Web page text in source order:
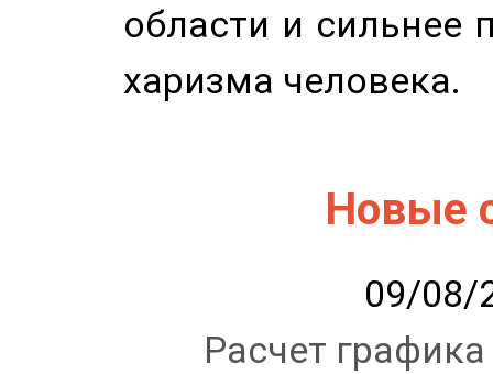
области и сильнее
харизма человека.
Новые
09/08/
Расчет